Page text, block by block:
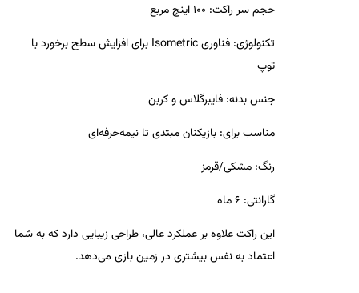
حجم سر راکت: 100 اینچ مربع
تکنولوژی
: فناوری Isometric برای افزایش سطح برخورد با
توپ
جنس بدنه: فایبرگلاس و کربن
مناسب برای: بازیکنان مبتدی تا نیمه‌حرفه‌ای
رنگ: مشکی/قرمز
گارانتی: 6 ماه
این راکت علاوه بر عملکرد عالی، طراحی زیبایی دارد که به شما
اعتماد به نفس بیشتری در زمین بازی می‌دهد.